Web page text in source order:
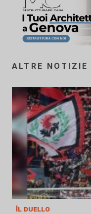
ALTRE NOTIZIE
Il duello